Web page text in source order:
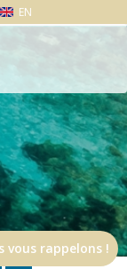
EN
vous rappelons !